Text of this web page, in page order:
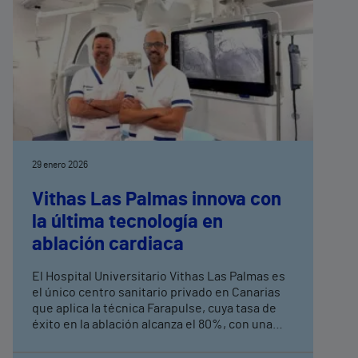
29 enero 2026
Vithas Las Palmas innova con
la última tecnología en
ablación cardiaca
El Hospital Universitario Vithas Las Palmas es
el único centro sanitario privado en Canarias
que aplica la técnica Farapulse, cuya tasa de
éxito en la ablación alcanza el 80%, con una